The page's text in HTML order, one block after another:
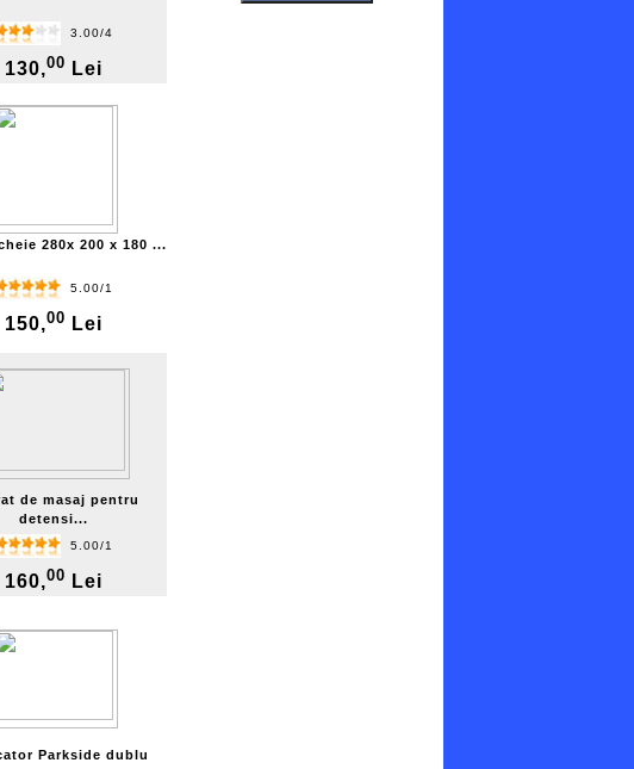
3.00/4
130,00 Lei
280x 200 x 180 ...
5.00/1
150,00 Lei
de masaj pentru
detensi...
5.00/1
160,00 Lei
Parkside dublu